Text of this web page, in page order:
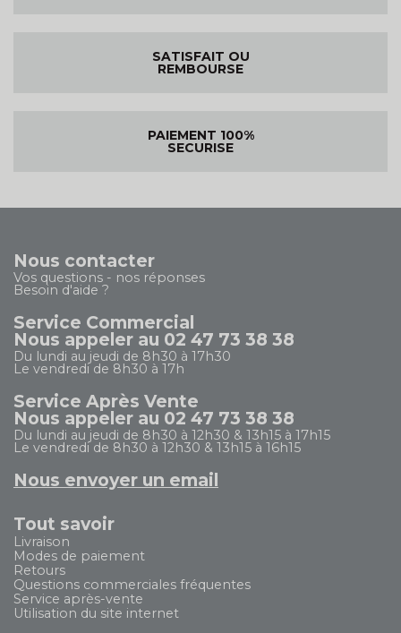
SATISFAIT OU
REMBOURSE
PAIEMENT 100%
SECURISE
Nous contacter
Vos questions - nos réponses
Besoin d'aide ?
Service Commercial
Nous appeler au 02 47 73 38 38
Du lundi au jeudi de 8h30 à 17h30
Le vendredi de 8h30 à 17h
Service Après Vente
Nous appeler au 02 47 73 38 38
Du lundi au jeudi de 8h30 à 12h30 & 13h15 à 17h15
Le vendredi de 8h30 à 12h30 & 13h15 à 16h15
Nous envoyer un email
Tout savoir
Livraison
Modes de paiement
Retours
Questions commerciales fréquentes
Service après-vente
Utilisation du site internet